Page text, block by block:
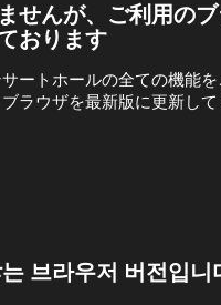
せんが、ご利用の
おります
ートホールの全ての機能
ラウザを最新版に更新して
브라우저 버전입니